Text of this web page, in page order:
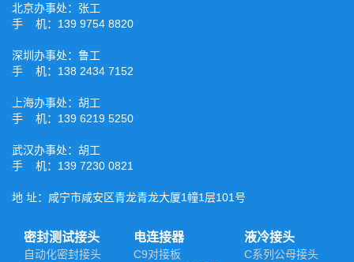
北京办事处：张工
手 机：139 9754 8820
深圳办事处：鲁工
手 机：138 2434 7152
上海办事处：胡工
手 机：139 6219 5250
武汉办事处：胡工
手 机：139 7230 0821
地 址：咸宁市咸安区青龙青龙大厦1幢1层101号
密封测试接头
自动化密封接头
电连接器
C9对接板
液冷接头
C系列公母接头